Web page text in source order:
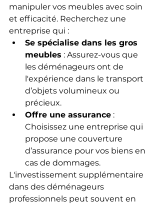
manipuler vos meubles avec soin
et efficacité. Recherchez une
entreprise qui :
Se spécialise dans les gros
meubles : Assurez-vous que
les déménageurs ont de
l'expérience dans le transport
d’objets volumineux ou
précieux.
Offre une assurance :
Choisissez une entreprise qui
propose une couverture
d’assurance pour vos biens en
cas de dommages.
L'investissement supplémentaire
dans des déménageurs
professionnels peut souvent en